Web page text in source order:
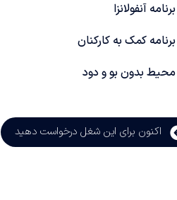
برنامه آنفولانزا
برنامه کمک به کارکنان
محیط بدون بو و دود
اکنون برای این شغل درخواست دهید